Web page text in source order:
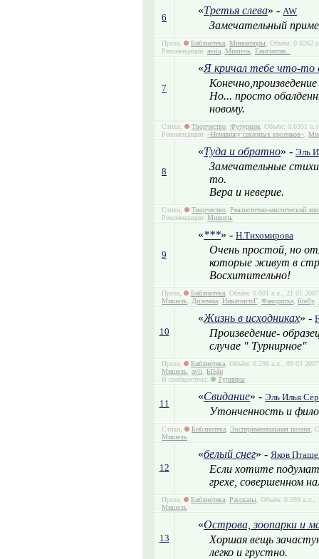
6
«Третья слева» - AW
Замечательный
Проза, Библиотека Миниатюры , Объём: 0.0262
Рекомендации: assia Мишель Енигматик..
7
«Я кричал тебе что-то
Но... просто
новому.
Стихи, Творчество Футуризм , Объём: 0.0351
Рекомендации: ~Ненавижу сахарных кроликов~
8
«Туда и обратно» - Эль
Замечательные
то.
Вера и неверие.
Стихи, Творчество Реалистично-мистический
Рекомендации: Мишель
9
«***» - Н.Тихомирова
Очень простой, но
которые живут в
Восхитительно!
Проза, Библиотека , Объём: 0.001 а.л., 21 01
Мишель
Дилемма НикатинчеГ, Фаворитка firefly,
10
«Жизнь в исходниках» -
Произведение-
случае " Турнирное"
Проза, Библиотека , Объём: 0.298 а.л., 09 03
Мишель
avli
ЫЫн
В сообществах:
Турниры
11
«Свидание» - Эль Илья
Утонченность и
Стихи, Библиотека Экспериментальная поэзия ,
Мишель
12
«белый снег» - Яков
Если хотите
грехе, совершенном
Проза, Библиотека Рассказы , Объём: 0.099
Мишель
13
«Острова, зоопарки и
Хоршая вещь
легко и грустно.